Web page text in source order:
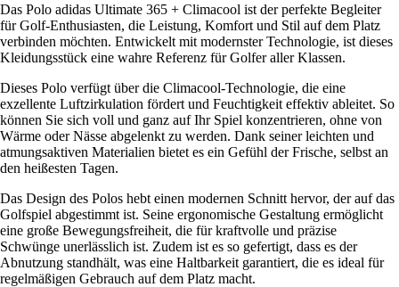
Das Polo adidas Ultimate 365 + Climacool ist der perfekte Begleiter
für Golf-Enthusiasten, die Leistung, Komfort und Stil auf dem Platz
verbinden möchten. Entwickelt mit modernster Technologie, ist dieses
Kleidungsstück eine wahre Referenz für Golfer aller Klassen.
Dieses Polo verfügt über die Climacool-Technologie, die eine
exzellente Luftzirkulation fördert und Feuchtigkeit effektiv ableitet. So
können Sie sich voll und ganz auf Ihr Spiel konzentrieren, ohne von
Wärme oder Nässe abgelenkt zu werden. Dank seiner leichten und
atmungsaktiven Materialien bietet es ein Gefühl der Frische, selbst an
den heißesten Tagen.
Das Design des Polos hebt einen modernen Schnitt hervor, der auf das
Golfspiel abgestimmt ist. Seine ergonomische Gestaltung ermöglicht
eine große Bewegungsfreiheit, die für kraftvolle und präzise
Schwünge unerlässlich ist. Zudem ist es so gefertigt, dass es der
Abnutzung standhält, was eine Haltbarkeit garantiert, die es ideal für
regelmäßigen Gebrauch auf dem Platz macht.